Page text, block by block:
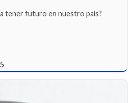
tener futuro en nuestro país?